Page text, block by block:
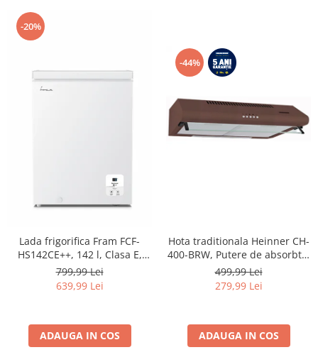
-20%
Lada frigorifica Fram FCF-
HS142CE++, 142 l, Clasa E,
Convertibil
Frigider/Congelator, Control
electronic, Display digital, Alb
799,99 Lei
639,99 Lei
ADAUGA IN COS
-44%
Hota traditionala Heinner CH-
400-BRW, Putere de absorbtie
326.4 mc/h, 2 motoare, 60 cm,
Maro
499,99 Lei
279,99 Lei
ADAUGA IN COS